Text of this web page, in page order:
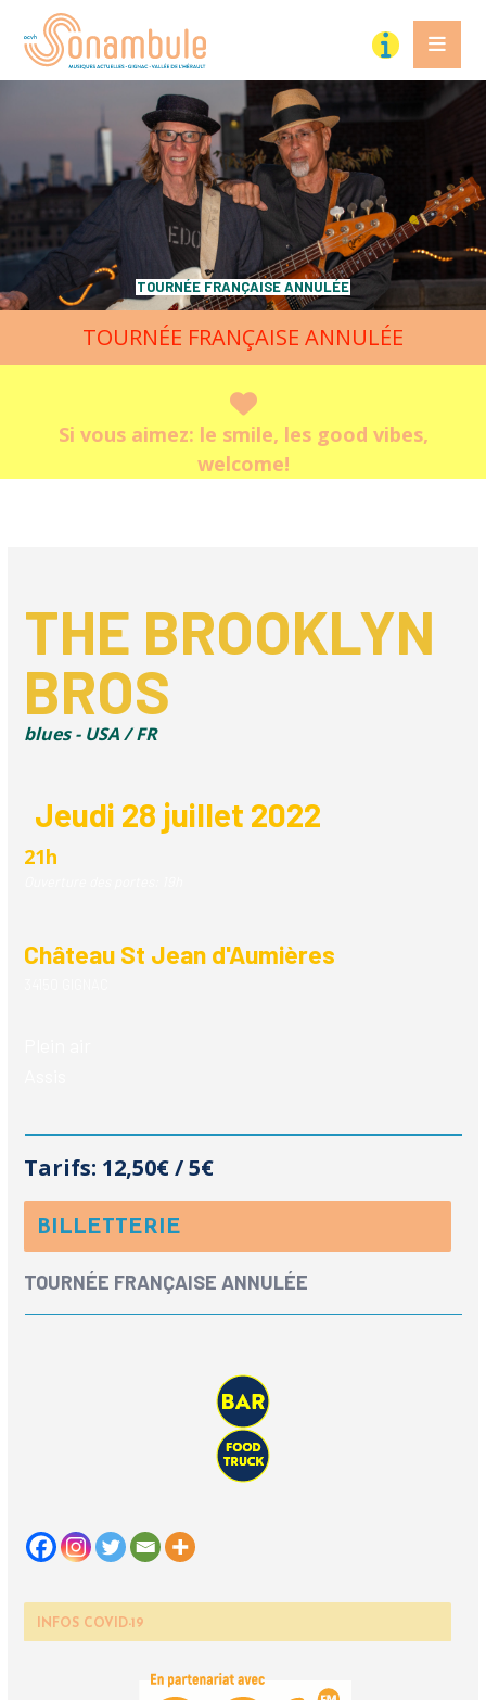
TOURNÉE FRANÇAISE ANNULÉE
TOURNÉE FRANÇAISE ANNULÉE
Si vous aimez: le smile, les good vibes,
welcome!
THE BROOKLYN
BROS
blues - USA / FR
Jeudi 28 juillet 2022
21h
Château St Jean d'Aumières
Tarifs: 12,50€ / 5€
BILLETTERIE
TOURNÉE FRANÇAISE ANNULÉE
INFOS COVID-19